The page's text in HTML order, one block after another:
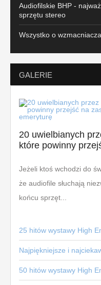
Audiofilskie BHP -
sprzętu stereo
Wszystko o
GALERIE
20 uwielbianych
które powinny
Jeżeli ktoś wchodzi do
że audiofile słuchają
końcu sprzęt...
25 hitów wystawy High
Najpiękniejsze i
50 hitów wystawy High